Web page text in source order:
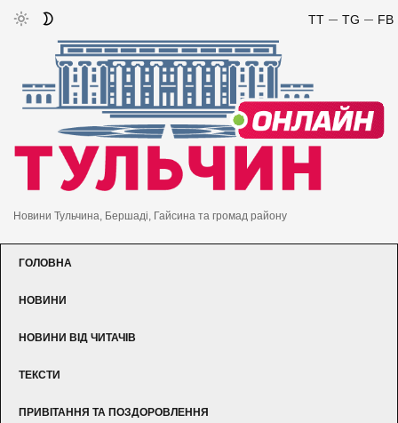
FB
TG
TT
Новини Тульчина, Бершаді, Гайсина та громад району
ГОЛОВНА
НОВИНИ
НОВИНИ ВІД ЧИТАЧІВ
ТЕКСТИ
ПРИВІТАННЯ ТА ПОЗДОРОВЛЕННЯ